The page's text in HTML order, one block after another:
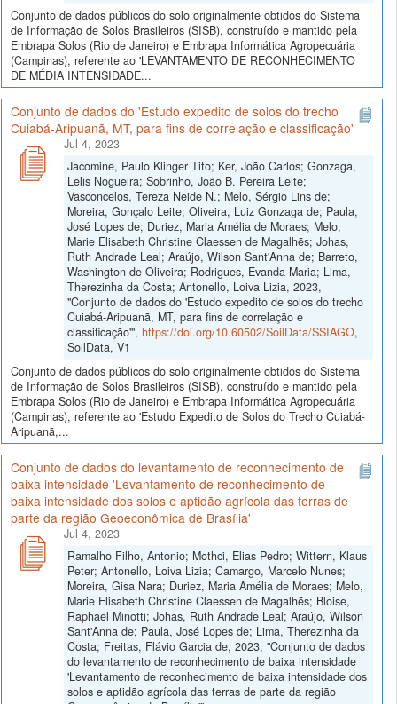
Conjunto de dados públicos do solo originalmente obtidos do Sistema
de Informação de Solos Brasileiros (SISB), construído e mantido pela
Embrapa Solos (Rio de Janeiro) e Embrapa Informática Agropecuária
(Campinas), referente ao 'LEVANTAMENTO DE RECONHECIMENTO
DE MÉDIA INTENSIDADE...
Conjunto de dados do 'Estudo expedito de solos do trecho
Cuiabá-Aripuanã, MT, para fins de correlação e classificação'
Jul 4, 2023
Jacomine, Paulo Klinger Tito; Ker, João Carlos; Gonzaga,
Lelis Nogueira; Sobrinho, João B. Pereira Leite;
Vasconcelos, Tereza Neide N.; Melo, Sérgio Lins de;
Moreira, Gonçalo Leite; Oliveira, Luiz Gonzaga de; Paula,
José Lopes de; Duriez, Maria Amélia de Moraes; Melo,
Marie Elisabeth Christine Claessen de Magalhẽs; Johas,
Ruth Andrade Leal; Araújo, Wilson Sant'Anna de; Barreto,
Washington de Oliveira; Rodrigues, Evanda Maria; Lima,
Therezinha da Costa; Antonello, Loiva Lizia, 2023,
"Conjunto de dados do 'Estudo expedito de solos do trecho
Cuiabá-Aripuanã, MT, para fins de correlação e
classificação'", https://doi.org/10.60502/SoilData/SSIAGO,
SoilData, V1
Conjunto de dados públicos do solo originalmente obtidos do Sistema
de Informação de Solos Brasileiros (SISB), construído e mantido pela
Embrapa Solos (Rio de Janeiro) e Embrapa Informática Agropecuária
(Campinas), referente ao 'Estudo Expedito de Solos do Trecho Cuiabá-
Aripuanã,...
Conjunto de dados do levantamento de reconhecimento de
baixa intensidade 'Levantamento de reconhecimento de
baixa intensidade dos solos e aptidão agrícola das terras de
parte da região Geoeconômica de Brasília'
Jul 4, 2023
Ramalho Filho, Antonio; Mothci, Elias Pedro; Wittern, Klaus
Peter; Antonello, Loiva Lizia; Camargo, Marcelo Nunes;
Moreira, Gisa Nara; Duriez, Maria Amélia de Moraes; Melo,
Marie Elisabeth Christine Claessen de Magalhẽs; Bloise,
Raphael Minotti; Johas, Ruth Andrade Leal; Araújo, Wilson
Sant'Anna de; Paula, José Lopes de; Lima, Therezinha da
Costa; Freitas, Flávio Garcia de, 2023, "Conjunto de dados
do levantamento de reconhecimento de baixa intensidade
'Levantamento de reconhecimento de baixa intensidade dos
solos e aptidão agrícola das terras de parte da região